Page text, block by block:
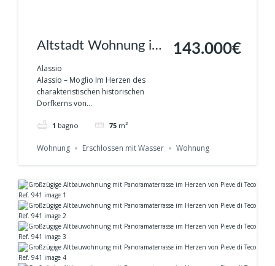
Altstadt Wohnung in
Alassio
Alassio – Moglio Im Herzen des
charakteristischen historischen
Dorfkerns von...
1 bagno 75 m²
143.000€
Wohnung Erschlossen mit Wasser Wohnung